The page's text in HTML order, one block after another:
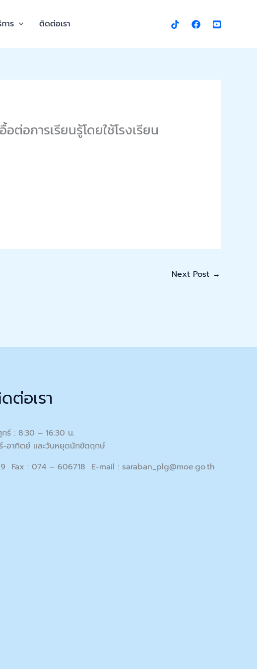
าร ติดต่อเรา
อการเรียนรู้โดยใช้โรงเรียน
Next Post →
ต่อเรา
กร์ : 8:30 – 16:30 น.
-อาทิตย์ และวันหยุดนักขัตฤกษ์
Fax : 074 – 606718 E-mail : saraban_plg@moe.go.th